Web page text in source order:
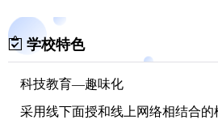
学校特色
科技教育—趣味化
采用线下面授和线上网络相结合